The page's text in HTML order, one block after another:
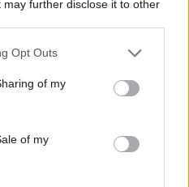
may further disclose it to other
uses one or more Google
behaviour. You may click to
and its third-party tags to
purposes in below Google
Opt Outs
of my
of my